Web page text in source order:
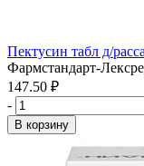
Пектусин табл д/
Фармстандарт-
147.50 ₽
-
В корзину